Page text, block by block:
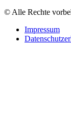
© Alle Rechte
Impressum